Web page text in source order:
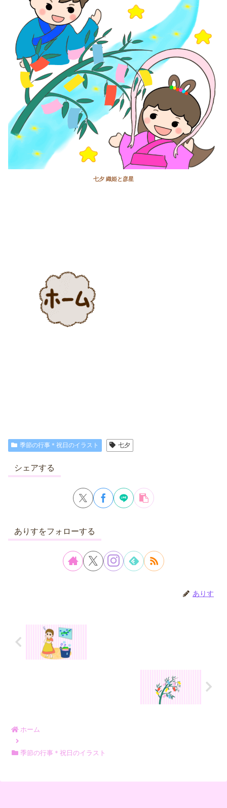
七夕 織姫と彦星
季節の行事＊祝日のイラスト 七夕
シェアする
ありすをフォローする
ありす
ホーム
季節の行事＊祝日のイラスト